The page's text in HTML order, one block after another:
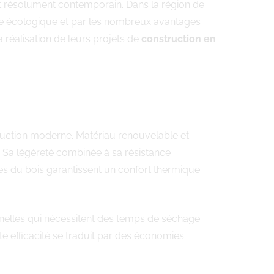
contemporain. Dans la région de
écologique et par les nombreux avantages
réalisation de leurs projets de construction en
moderne. Matériau renouvelable et
légèreté combinée à sa résistance
du bois garantissent un confort thermique
qui nécessitent des temps de séchage
efficacité se traduit par des économies